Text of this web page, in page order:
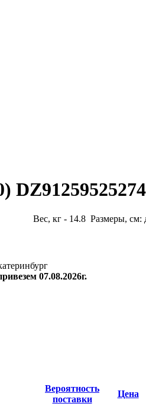
DZ91259525274
Вес, кг - 14.8 Размеры, см:
07.08.2026г.
Вероятность
поставки
Цена